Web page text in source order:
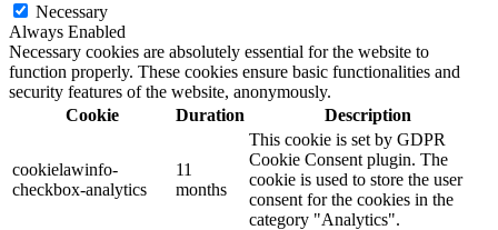
Necessary
Always Enabled
Necessary cookies are absolutely essential for the website to
function properly. These cookies ensure basic functionalities and
security features of the website, anonymously.
Cookie
Duration Description
cookielawinfo-
checkbox-analytics
11
months
This cookie is set by GDPR
Cookie Consent plugin. The
cookie is used to store the user
consent for the cookies in the
category "Analytics".